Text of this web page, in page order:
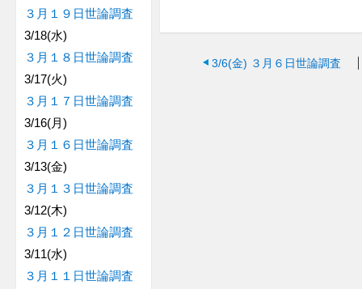
3/6(金) ３月６日世論調査
３月１９日世論調査
3/18(水)
３月１８日世論調査
3/17(火)
３月１７日世論調査
3/16(月)
３月１６日世論調査
3/13(金)
３月１３日世論調査
3/12(木)
３月１２日世論調査
3/11(水)
３月１１日世論調査